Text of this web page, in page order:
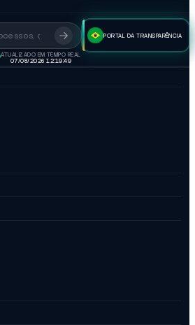
PORTAL DA TRANSPARÊNCIA
ATUALIZADO EM TEMPO REAL
07/08/2026 12:19:50